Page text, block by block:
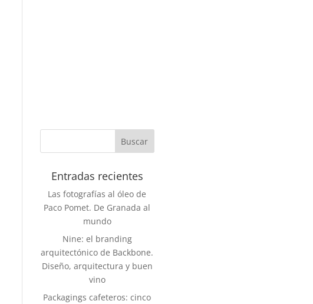
Entradas recientes
Las fotografías al óleo de
Paco Pomet. De Granada al
mundo
Nine: el branding
arquitectónico de Backbone.
Diseño, arquitectura y buen
vino
Packagings cafeteros: cinco